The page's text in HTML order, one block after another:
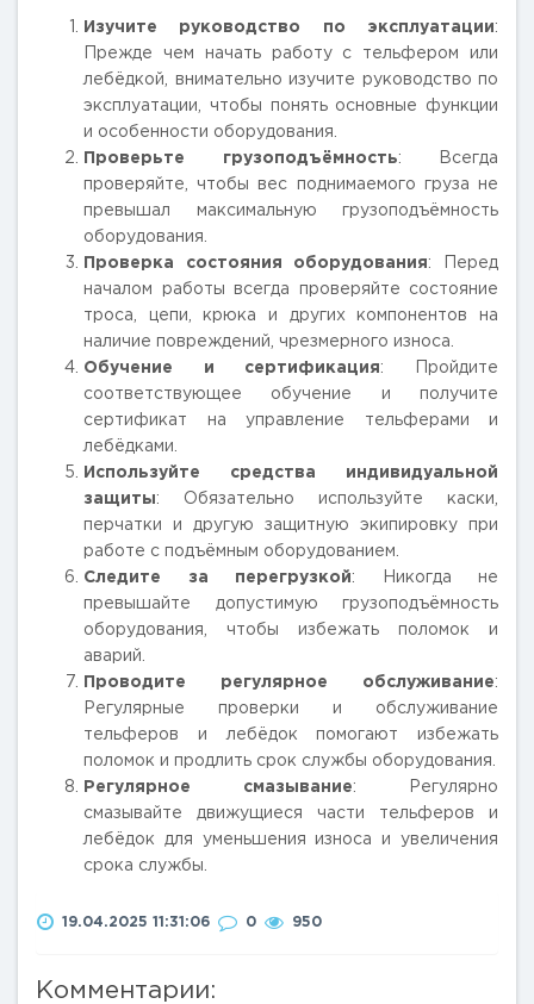
Изучите руководство по эксплуатации:
Прежде чем начать работу с тельфером или
лебёдкой, внимательно изучите руководство по
эксплуатации, чтобы понять основные функции
и особенности оборудования.
Проверьте грузоподъёмность: Всегда
проверяйте, чтобы вес поднимаемого груза не
превышал максимальную грузоподъёмность
оборудования.
Проверка состояния оборудования: Перед
началом работы всегда проверяйте состояние
троса, цепи, крюка и других компонентов на
наличие повреждений, чрезмерного износа.
Обучение и сертификация: Пройдите
соответствующее обучение и получите
сертификат на управление тельферами и
лебёдками.
Используйте средства индивидуальной
защиты: Обязательно используйте каски,
перчатки и другую защитную экипировку при
работе с подъёмным оборудованием.
Следите за перегрузкой: Никогда не
превышайте допустимую грузоподъёмность
оборудования, чтобы избежать поломок и
аварий.
Проводите регулярное обслуживание:
Регулярные проверки и обслуживание
тельферов и лебёдок помогают избежать
поломок и продлить срок службы оборудования.
Регулярное смазывание: Регулярно
смазывайте движущиеся части тельферов и
лебёдок для уменьшения износа и увеличения
срока службы.
19.04.2025 11:31:06 0 950
Комментарии: